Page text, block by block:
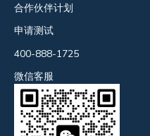
合作伙伴计划
申请测试
400-888-1725
微信客服